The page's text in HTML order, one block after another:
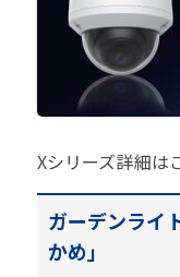
Xシリーズ詳細は
ガーデンライ
かめ」